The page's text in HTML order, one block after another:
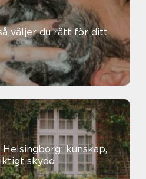
kunskap,
skydd